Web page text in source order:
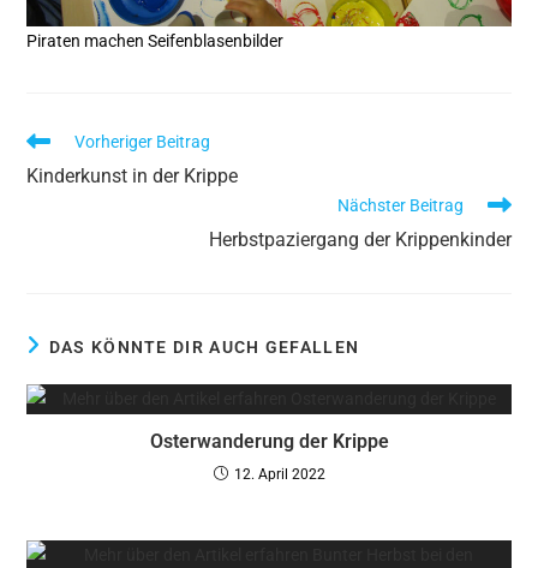
Piraten machen Seifenblasenbilder
Vorheriger Beitrag
Kinderkunst in der Krippe
Nächster Beitrag
Herbstpaziergang der Krippenkinder
DAS KÖNNTE DIR AUCH GEFALLEN
Osterwanderung der Krippe
12. April 2022